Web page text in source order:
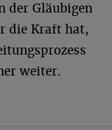
der Gläubigen
die Kraft hat,
weiter.